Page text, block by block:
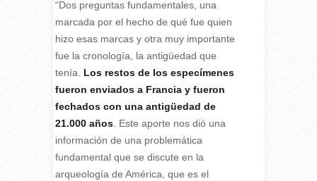
“Dos preguntas fundamentales, una
marcada por el hecho de qué fue quien
hizo esas marcas y otra muy importante
fue la cronología, la antigüedad que
tenía. Los restos de los especímenes
fueron enviados a Francia y fueron
fechados con una antigüedad de
21.000 años. Este aporte nos dió una
información de una problemática
fundamental que se discute en la
arqueología de América, que es el